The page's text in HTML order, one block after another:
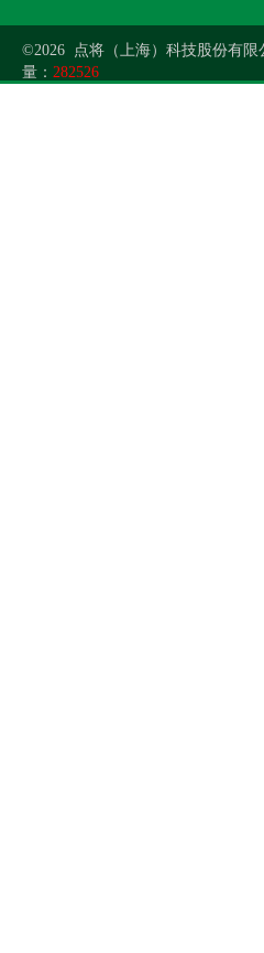
©2026 点将（上海）科技股份有限
量： 282526